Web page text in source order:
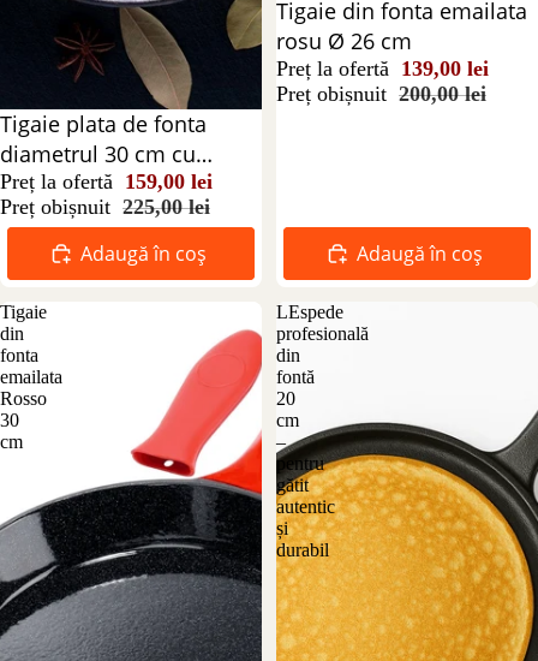
Reducere 29%
Tigaie plata de fonta
diametrul 30 cm cu
ciocuri laterale
Preț la ofertă 159,00 lei
Preț obișnuit 225,00 lei
Adaugă în coș
Reducere 31%
Tigaie din fonta emailata
rosu Ø 26 cm
Preț la ofertă 139,00 lei
Preț obișnuit 200,00 lei
Adaugă în coș
Tigaie
din
fonta
emailata
Rosso
30
cm
LEspede
profesională
din
fontă
20
cm
–
pentru
gătit
autentic
și
durabil